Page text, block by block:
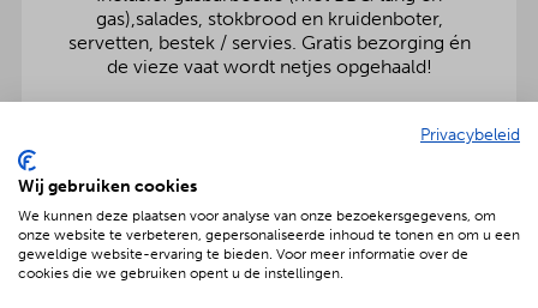
gas),salades, stokbrood en kruidenboter,
servetten, bestek / servies. Gratis bezorging én
de vieze vaat wordt netjes opgehaald!
Geniet met nóg meer luxe
Verras jouw gezelschap met een extra feestelijke
aankleding op tafel. Voor maar € 2,- per persoon
extra wordt het vlees en de salades in
Privacybeleid
Wij gebruiken cookies
We kunnen deze plaatsen voor analyse van onze bezoekersgegevens, om
onze website te verbeteren, gepersonaliseerde inhoud te tonen en om u een
geweldige website-ervaring te bieden. Voor meer informatie over de
cookies die we gebruiken opent u de instellingen.